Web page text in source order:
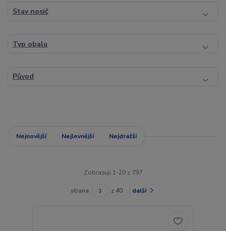
Stav nosič
Typ obalu
Původ
Nejnovější Nejlevnější Nejdražší
Zobrazuji 1-20 z 797
strana z 40 další